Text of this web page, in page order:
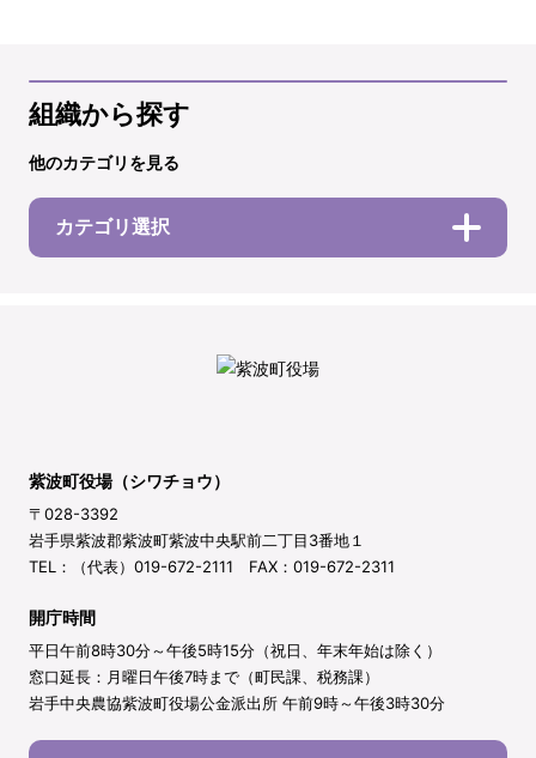
組織から探す
他のカテゴリを見る
カテゴリ選択
紫波町役場（シワチョウ）
〒028-3392
岩手県紫波郡紫波町紫波中央駅前二丁目3番地１
TEL：（代表）019-672-2111 FAX：019-672-2311
開庁時間
平日午前8時30分～午後5時15分（祝日、年末年始は除く）
窓口延長：月曜日午後7時まで（町民課、税務課）
岩手中央農協紫波町役場公金派出所 午前9時～午後3時30分